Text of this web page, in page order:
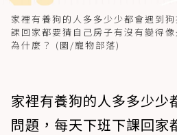
家裡有養狗的人多多少少都會遇到
課回家都要猜自己房子有沒有變得
為什麼？ (圖/寵物部落)
家裡有養狗的人多多少少
問題，每天下班下課回家